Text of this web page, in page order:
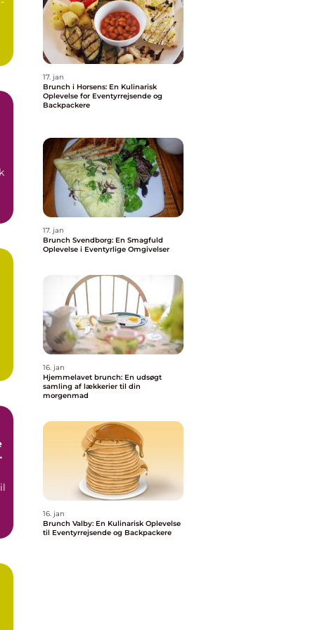
17. jan
Brunch i Horsens: En Kulinarisk
Oplevelse for Eventyrrejsende og
Backpackere
17. jan
Brunch Svendborg: En Smagfuld
Oplevelse i Eventyrlige Omgivelser
16. jan
Hjemmelavet brunch: En udsøgt
samling af lækkerier til din
morgenmad
16. jan
Brunch Valby: En Kulinarisk Oplevelse
til Eventyrrejsende og Backpackere